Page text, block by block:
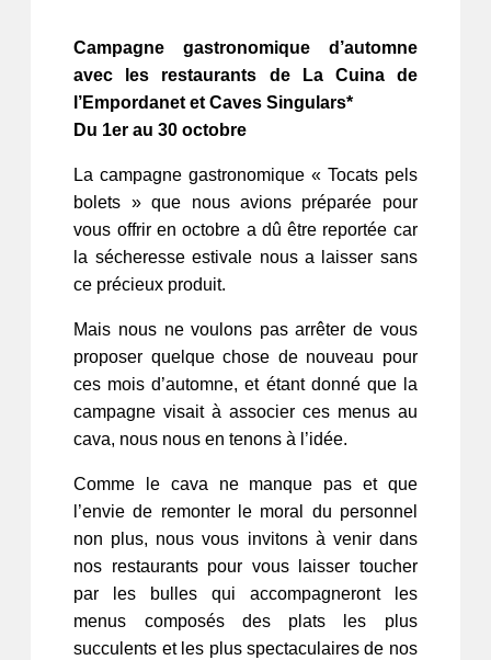
Campagne gastronomique d’automne
avec les restaurants de La Cuina de
l’Empordanet et Caves Singulars*
Du 1er au 30 octobre
La campagne gastronomique « Tocats pels
bolets » que nous avions préparée pour
vous offrir en octobre a dû être reportée car
la sécheresse estivale nous a laisser sans
ce précieux produit.
Mais nous ne voulons pas arrêter de vous
proposer quelque chose de nouveau pour
ces mois d’automne, et étant donné que la
campagne visait à associer ces menus au
cava, nous nous en tenons à l’idée.
Comme le cava ne manque pas et que
l’envie de remonter le moral du personnel
non plus, nous vous invitons à venir dans
nos restaurants pour vous laisser toucher
par les bulles qui accompagneront les
menus composés des plats les plus
succulents et les plus spectaculaires de nos